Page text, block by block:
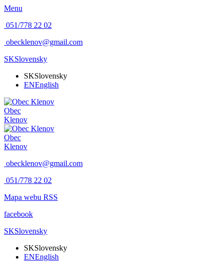
Menu
051/778 22 02
obecklenov@gmail.com
SKSlovensky
SKSlovensky
ENEnglish
Obec
Klenov
Obec
Klenov
obecklenov@gmail.com
051/778 22 02
Mapa webu RSS
facebook
SKSlovensky
SKSlovensky
ENEnglish